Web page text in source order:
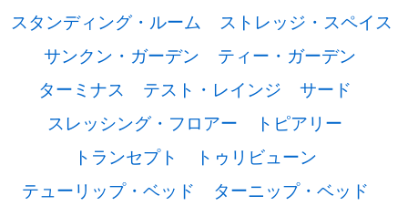
スタンディング・ルーム
ストレッジ・スペイス
サンクン・ガーデン
ティー・ガーデン
ターミナス
テスト・レインジ
サード
スレッシング・フロアー
トピアリー
トランセプト
トゥリビューン
テューリップ・ベッド
ターニップ・ベッド